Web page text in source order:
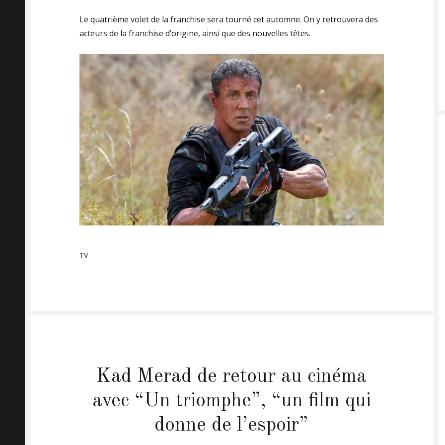
Le quatrième volet de la franchise sera tourné cet automne. On y retrouvera des
acteurs de la franchise d’origine, ainsi que des nouvelles têtes.
CATEGORIES
TV
Kad Merad de retour au cinéma
avec “Un triomphe”, “un film qui
donne de l’espoir”